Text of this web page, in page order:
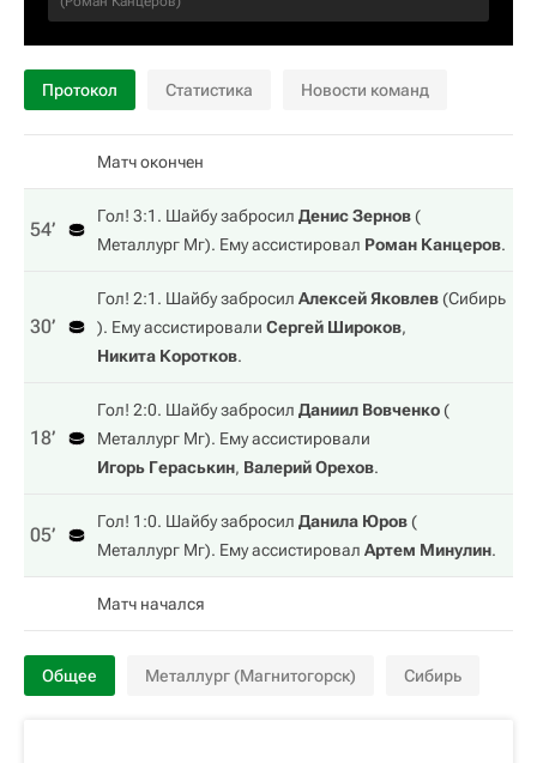
Протокол Статистика Новости команд
Матч окончен
54‎’‎
Гол! 3:1. Шайбу забросил Денис Зернов(
Металлург Мг). Ему ассистировал Роман Канцеров.
30‎’‎
Гол! 2:1. Шайбу забросил Алексей Яковлев(Сибирь
). Ему ассистировали Сергей Широков,
Никита Коротков.
18‎’‎
Гол! 2:0. Шайбу забросил Даниил Вовченко(
Металлург Мг). Ему ассистировали
Игорь Гераськин, Валерий Орехов.
05‎’‎
Гол! 1:0. Шайбу забросил Данила Юров(
Металлург Мг). Ему ассистировал Артем Минулин.
Матч начался
Общее Металлург (Магнитогорск) Сибирь